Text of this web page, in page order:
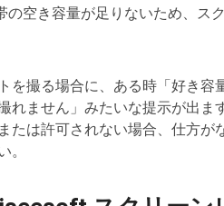
の空き容量が足りないため、ス
を撮る場合に、ある時「好き
れません」みたいな提示が出
たは許可されない場合、仕方
。